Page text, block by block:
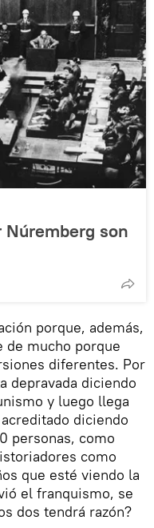
son
porque, además,
de mucho porque
diferentes. Por
depravada diciendo
y luego llega
diciendo
personas, como
como
que esté viendo la
el franquismo, se
dos tendrá razón?